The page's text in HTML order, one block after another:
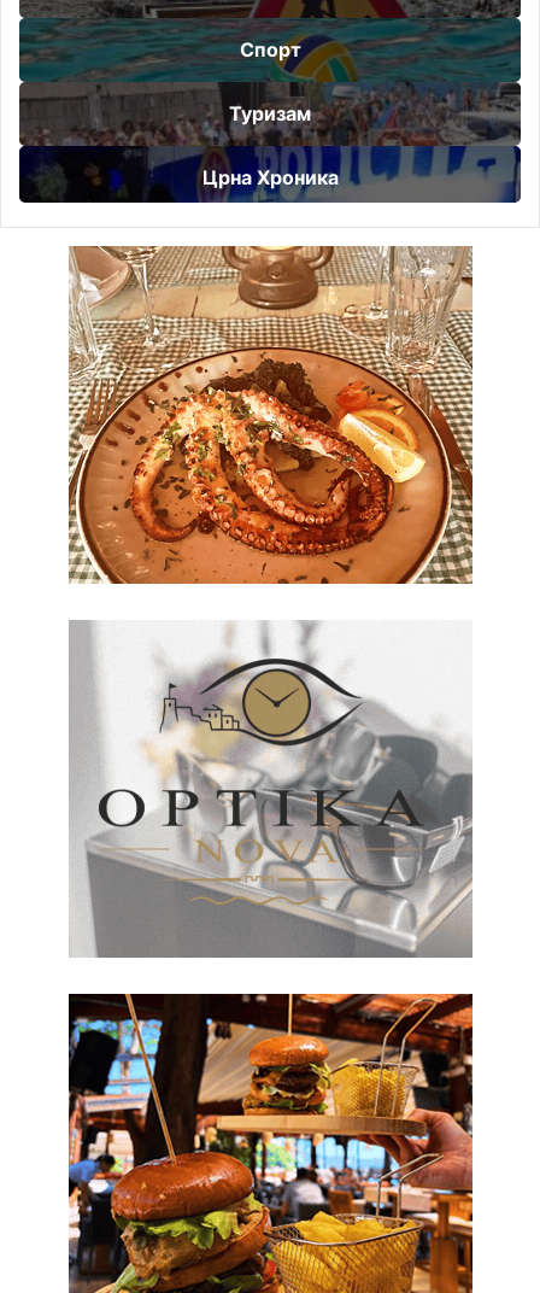
Спорт
Туризам
Црна Хроника